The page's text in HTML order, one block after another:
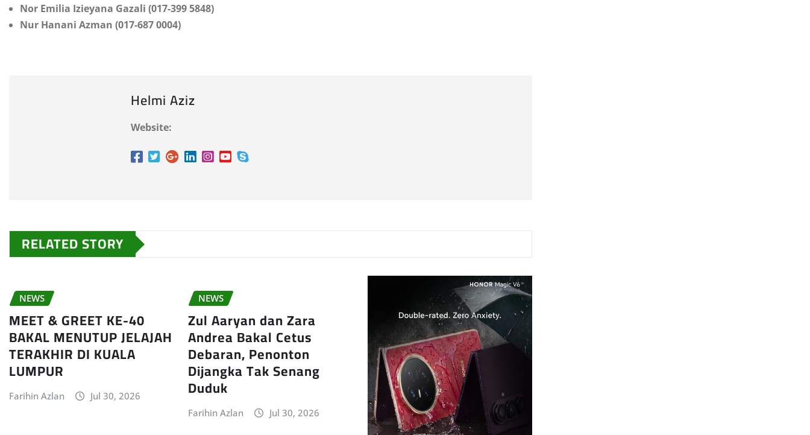
Nor Emilia Izieyana Gazali (017-399 5848)
Nur Hanani Azman (017-687 0004)
Helmi Aziz
Website:
RELATED STORY
NEWS
MEET & GREET KE-40
BAKAL MENUTUP JELAJAH
TERAKHIR DI KUALA
LUMPUR
Farihin Azlan Jul 30, 2026
NEWS
Zul Aaryan dan Zara
Andrea Bakal Cetus
Debaran, Penonton
Dijangka Tak Senang
Duduk
Farihin Azlan Jul 30, 2026